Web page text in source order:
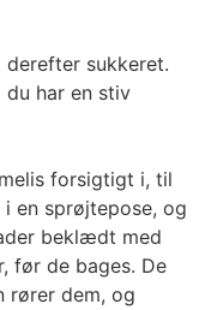
sukkeret.
har en stiv
forsigtigt i, til
en sprøjtepose, og
beklædt med
før de bages. De
rører dem, og